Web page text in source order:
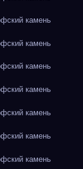
камень
камень
камень
камень
камень
камень
камень